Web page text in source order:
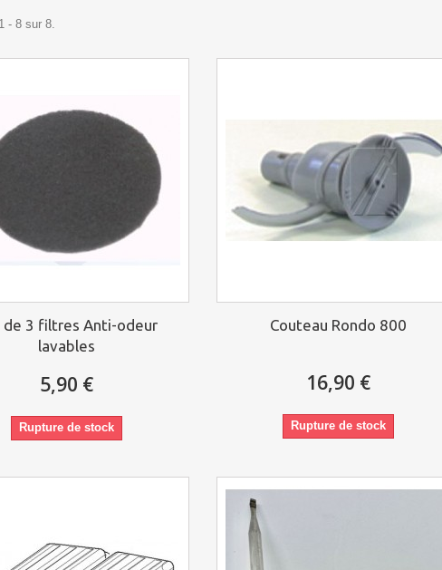
- 8 sur 8.
de 3 filtres Anti-odeur
lavables
5,90 €
Rupture de stock
Couteau Rondo 800
16,90 €
Rupture de stock